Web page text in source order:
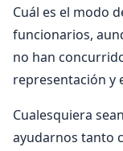
Cuál es el modo
funcionarios,
no han
representación y
Cualesquiera
ayudarnos tanto